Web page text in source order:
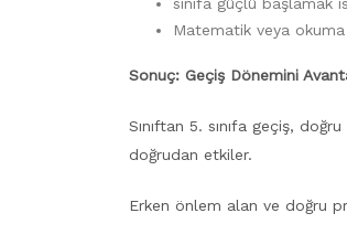
Matematik veya
Sonuç: Geçiş Dönemini
Sınıftan 5. sınıfa geçiş,
doğrudan etkiler.
Erken önlem alan ve doğru